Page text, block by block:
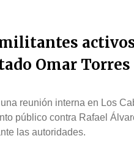
Omar Torres
reunión interna en Los
público contra Rafael
las autoridades.